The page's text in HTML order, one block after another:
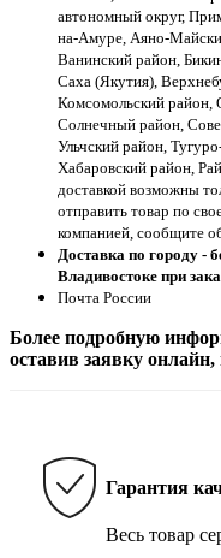
автономный округ,
на-Амуре, Аяно-
Ванинский район,
Саха (Якутия),
Комсомольский район,
Солнечный район,
Ульчский район,
Хабаровский район,
доставкой возможны
отправить товар по
компанией, сообщите
Доставка по городу -
Владивостоке при
Почта России
Более подробную
оставив заявку
Гарантия
Весь товар